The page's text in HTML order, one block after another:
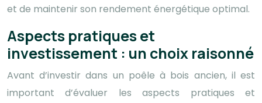
et de maintenir son rendement énergétique optimal.
Aspects pratiques et
investissement : un choix raisonné
Avant d’investir dans un poêle à bois ancien, il est
important d’évaluer les aspects pratiques et